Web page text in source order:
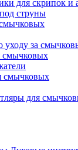
для скрипок и
струны
уходу за
смычковых
смычковых
для